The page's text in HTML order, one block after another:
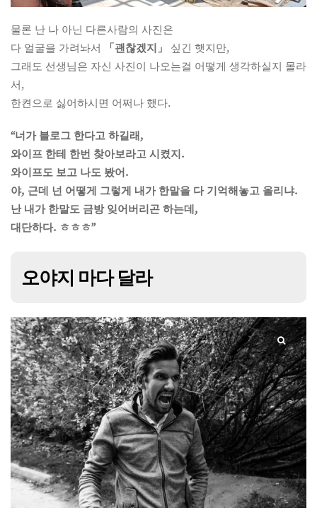
물론 난 나 아닌 다른사람의 사진은
다 얼굴을 가려놔서
「괜찮겠지」
싶긴 햇지만,
그래도 선생님은 자신 사진이 나오는걸 어떻게 생각하실지 몰라
서,
한켠으로 싫어하시면 어쩌나 했다.
“너가 블로그 한다고 하길래,
와이프 한테 한번 찾아보라고 시켰지.
와이프도 보고 나도 봤어.
야, 근데 넌 어떻게 그렇게 내가 한말을 다 기억해놓고 올리냐.
난 내가 한말도 금방 잊어버리곤 하는데,
대단하다. ㅎㅎㅎ”
오야지 마다 달라